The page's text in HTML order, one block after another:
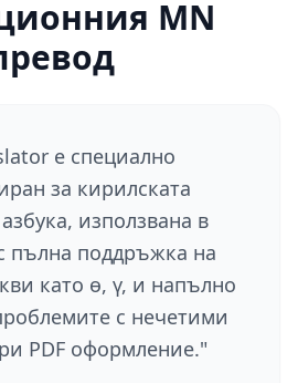
MN
е специално
за кирилската
използвана в
пълна поддръжка на
като ө, ү, и напълно
с нечетими
PDF оформление."